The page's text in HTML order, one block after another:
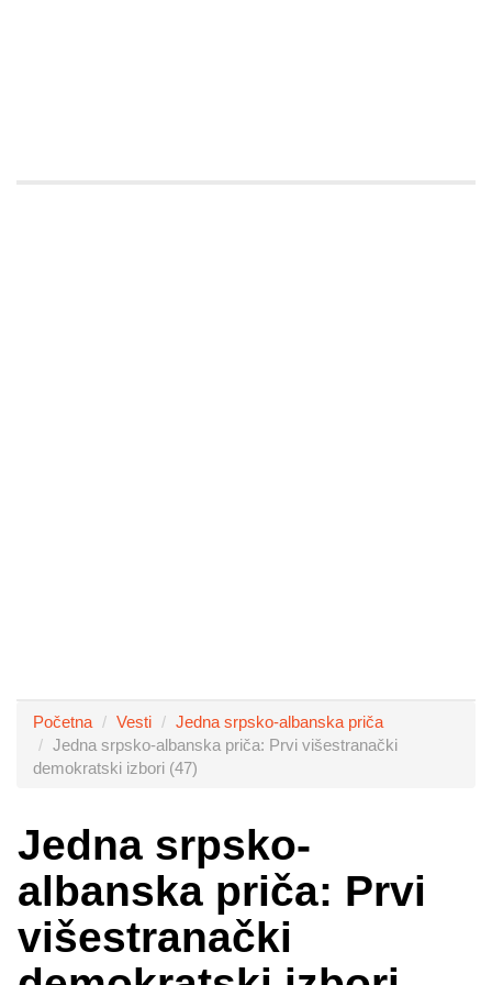
Početna Vesti
Jedna srpsko-albanska priča
Jedna srpsko-albanska priča: Prvi višestranački
demokratski izbori (47)
Jedna srpsko-
albanska priča: Prvi
višestranački